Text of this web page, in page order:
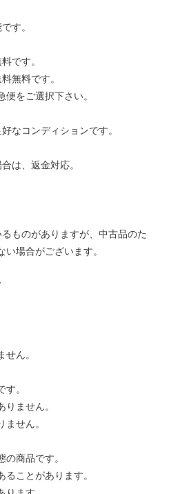
す。
です。
無料です。
をご選択下さい。
なコンディションです。
は、返金対応。
ものがありますが、中古品のた
場合がございます。
ん。
。
ません。
せん。
商品です。
ことがあります。